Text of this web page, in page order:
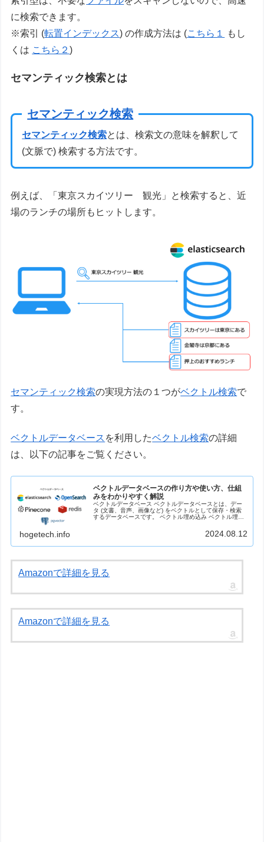
に検索できます。
※索引 (転置インデックス) の作成方法は (こちら１
もし
くは こちら２)
セマンティック検索とは
セマンティック検索
セマンティック検索とは、検索文の意味を解釈して
(文脈で) 検索する方法です。
例えば、「東京スカイツリー 観光」と検索すると、近
場のランチの場所もヒットします。
セマンティック検索の実現方法の１つがベクトル検索で
す。
ベクトルデータベース を利用したベクトル検索の詳細
は、以下の記事をご覧ください。
ベクトルデータベースの作り方や使い方、仕組
みをわかりやすく解説
ベクトルデータベース ベクトルデータベースとは、デー
タ (文書、音声、画像など) をベクトルとして保存・検索
するデータベースです。 ベクトル埋め込み ベクトル埋め
hogetech.info 2024.08.12
Amazonで詳細を見る
Amazonで詳細を見る